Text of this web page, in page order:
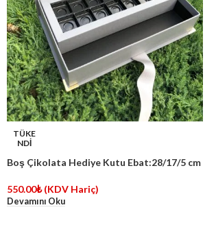
TÜKE
NDİ
Boş Çikolata Hediye Kutu Ebat:28/17/5 cm
550.00₺ (KDV Hariç)
Devamını Oku